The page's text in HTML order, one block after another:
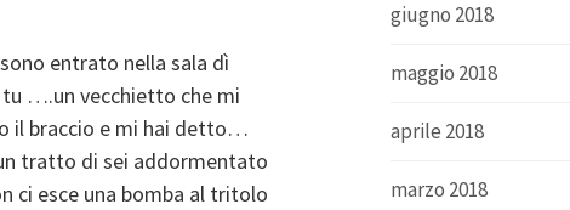
entrato nella sala dì
….un vecchietto che mi
il braccio e mi hai detto…
tratto di sei addormentato
ci esce una bomba al tritolo
giugno 2018
maggio 2018
aprile 2018
marzo 2018